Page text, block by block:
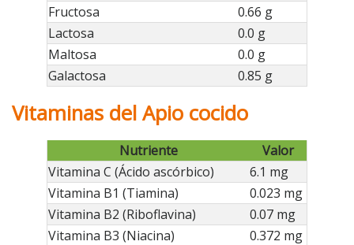
Fructosa
0.66 g
Lactosa
0.0 g
Maltosa
0.0 g
Galactosa
0.85 g
Vitaminas del Apio cocido
Nutriente
Valor
Vitamina C (Ácido ascórbico)
6.1 mg
Vitamina B1 (Tiamina)
0.023 mg
Vitamina B2 (Riboflavina)
0.07 mg
Vitamina B3 (Niacina)
0.372 mg